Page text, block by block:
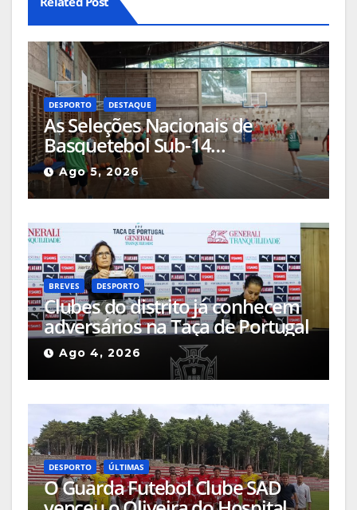
DESPORTO DESTAQUE
As Seleções Nacionais de
Basquetebol Sub-14
(Masculinos e Femininos) estão
a estagiar na Guarda com os
olhos postos em Espanha
Ago 5, 2026
BREVES DESPORTO
Clubes do distrito já conhecem
adversários na Taça de Portugal
Ago 4, 2026
DESPORTO ÚLTIMAS
O Guarda Futebol Clube SAD